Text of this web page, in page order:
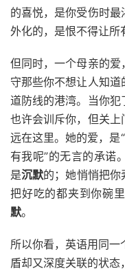
的喜悦，是你受伤时
外化的，是恨不得让所
但同时，一个母亲的爱
守那些你不想让人知
道防线的港湾。当你
也许会训斥你，但关上
远在这里。她的爱，是“
有我呢”的无言的承诺
是沉默的；她悄悄把你
把好吃的都夹到你碗
默。
所以你看，英语用同一
盾却又深度关联的状态